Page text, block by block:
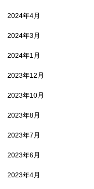
2024年4月
2024年3月
2024年1月
2023年12月
2023年10月
2023年8月
2023年7月
2023年6月
2023年4月